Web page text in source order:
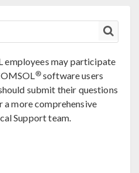
employees may participate
®software users
submit their questions
a more comprehensive
Support team.